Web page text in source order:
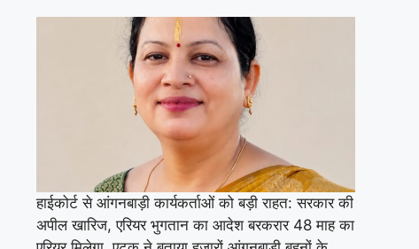
हाईकोर्ट से आंगनबाड़ी कार्यकर्ताओं को बड़ी राहत: सरकार की
अपील खारिज, एरियर भुगतान का आदेश बरकरार 48 माह का